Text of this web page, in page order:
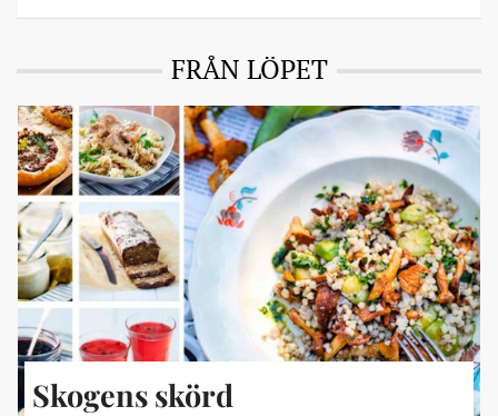
FRÅN LÖPET
Skogens skörd